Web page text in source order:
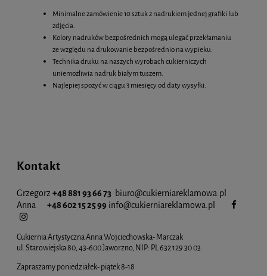
Minimalne zamówienie 10 sztuk z nadrukiem jednej grafiki lub
zdjęcia.
Kolory nadruków bezpośrednich mogą ulegać przekłamaniu
ze względu na drukowanie bezpośrednio na wypieku.
Technika druku na naszych wyrobach cukierniczych
uniemożliwia nadruk białym tuszem.
Najlepiej spożyć w ciągu 3 miesięcy od daty wysyłki.
Kontakt
Grzegorz +48 881 93 66 73 biuro@cukierniareklamowa.pl
Anna
+48 602 15 25 99 info@cukierniareklamowa.pl
Cukiernia Artystyczna Anna Wojciechowska- Marczak
ul. Starowiejska 80, 43-600 Jaworzno, NIP: PL 632 129 30 03
Zapraszamy poniedziałek- piątek 8-18